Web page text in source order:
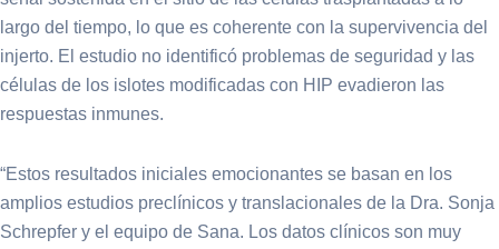
largo del tiempo, lo que es coherente con la supervivencia del
injerto. El estudio no identificó problemas de seguridad y las
células de los islotes modificadas con HIP evadieron las
respuestas inmunes.
“Estos resultados iniciales emocionantes se basan en los
amplios estudios preclínicos y translacionales de la Dra. Sonja
Schrepfer y el equipo de Sana. Los datos clínicos son muy